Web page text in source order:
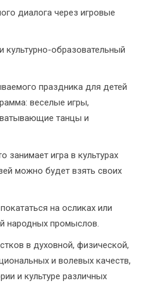
диалога через игровые
образовательный
праздника для детей
веселые игры,
танцы и
занимает игра в культурах
можно будет взять своих
на осликах или
народных промыслов.
в духовной, физической,
и волевых качеств,
и культуре различных